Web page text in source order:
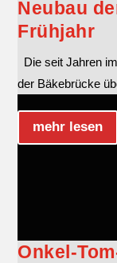
Neubau
Frühjahr
Die seit Jahren
der Bäkebrücke
mehr lesen
Onkel-